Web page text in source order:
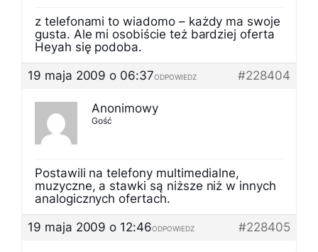
z telefonami to wiadomo – każdy ma swoje
gusta. Ale mi osobiście też bardziej oferta
Heyah się podoba.
19 maja 2009 o 06:37
#228404
ODPOWIEDZ
Anonimowy
Gość
Postawili na telefony multimedialne,
muzyczne, a stawki są niższe niż w innych
analogicznych ofertach.
19 maja 2009 o 12:46
#228405
ODPOWIEDZ